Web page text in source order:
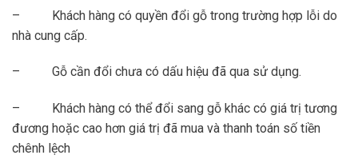
– Khách hàng có quyền đổi gỗ trong trường hợp lỗi do
nhà cung cấp.
– Gỗ cần đổi chưa có dấu hiệu đã qua sử dụng.
– Khách hàng có thể đổi sang gỗ khác có giá trị tương
đương hoặc cao hơn giá trị đã mua và thanh toán số tiền
chênh lệch